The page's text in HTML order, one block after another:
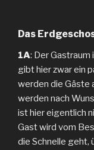
Das
1A: Der
gibt hier zwar ein
werden die Gäste
werden nach
ist hier eigentlich
Gast wird vom
die Schnelle geht,